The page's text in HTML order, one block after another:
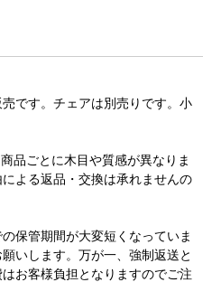
です。チェアは別売りです。小
品ごとに木目や質感が異なりま
よる返品・交換は承れませんの
保管期間が大変短くなっていま
いします。万が一、強制返送と
お客様負担となりますのでご注